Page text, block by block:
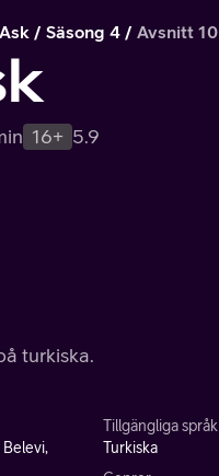
Säsong 4 Avsnitt 10
16+ 5.9
turkiska.
Belevi,
Tillgängliga språk
Turkiska